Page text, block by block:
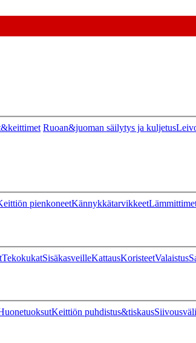
Ruoan&juoman säilytys ja kuljetus
pienkoneetKännykkätarvikkeet
TekokukatSisäkasveilleKattausKoristeetValaistus
Keittiön puhdistus&tiskaus